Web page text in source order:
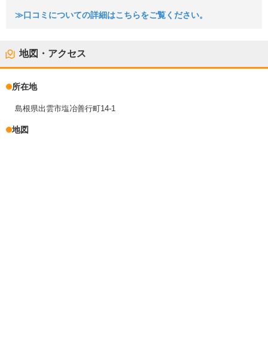
≫口コミについての詳細はこちらをご覧ください。
地図・アクセス
所在地
島根県出雲市塩冶善行町14-1
地図